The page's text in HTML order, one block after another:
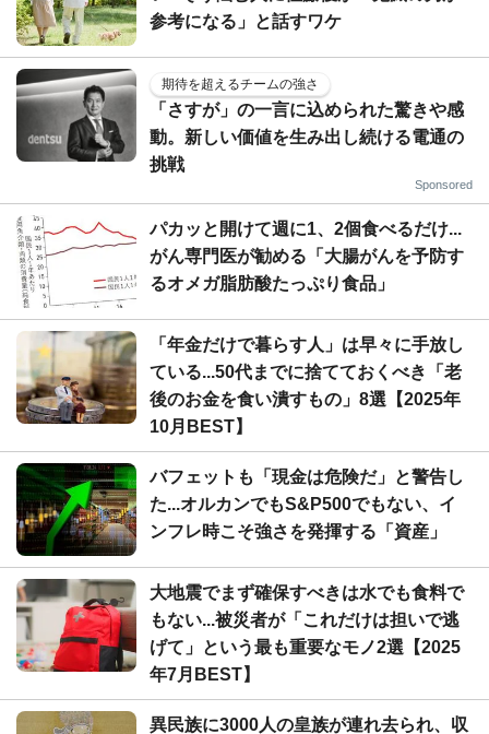
参考になる」と話すワケ
期待を超えるチームの強さ
「さすが」の一言に込められた驚きや感
動。新しい価値を生み出し続ける電通の
挑戦
Sponsored
パカッと開けて週に1、2個食べるだけ...
がん専門医が勧める「大腸がんを予防す
るオメガ脂肪酸たっぷり食品」
「年金だけで暮らす人」は早々に手放し
ている...50代までに捨てておくべき「老
後のお金を食い潰すもの」8選【2025年
10月BEST】
バフェットも「現金は危険だ」と警告し
た...オルカンでもS&P500でもない、イ
ンフレ時こそ強さを発揮する「資産」
大地震でまず確保すべきは水でも食料で
もない...被災者が「これだけは担いで逃
げて」という最も重要なモノ2選【2025
年7月BEST】
異民族に3000人の皇族が連れ去られ、収